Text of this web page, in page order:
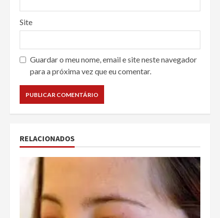
Site
Guardar o meu nome, email e site neste navegador
para a próxima vez que eu comentar.
RELACIONADOS